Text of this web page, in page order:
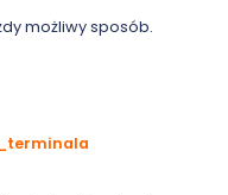
możliwy sposób.